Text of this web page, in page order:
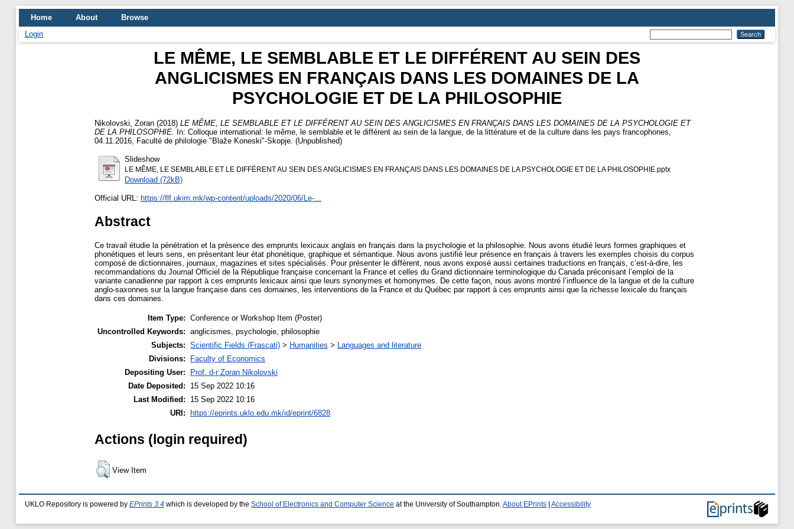
Home About
Browse
Login
LE MÊME, LE SEMBLABLE ET LE DIFFÉRENT AU SEIN DES
ANGLICISMES EN FRANÇAIS DANS LES DOMAINES DE LA
PSYCHOLOGIE ET DE LA PHILOSOPHIE
Nikolovski, Zoran (2018) LE MÊME, LE SEMBLABLE ET LE DIFFÉRENT AU SEIN DES ANGLICISMES EN FRANÇAIS DANS LES DOMAINES DE LA PSYCHOLOGIE ET
DE LA PHILOSOPHIE.
In: Colloque international: le même, le semblable et le différent au sein de la langue, de la littérature et de la culture dans les pays francophones,
04.11.2016, Faculté de philologie "Blaže Koneski"-Skopje. (Unpublished)
Slideshow
LE MÊME, LE SEMBLABLE ET LE DIFFÉRENT AU SEIN DES ANGLICISMES EN FRANÇAIS DANS LES DOMAINES DE LA PSYCHOLOGIE ET DE LA PHILOSOPHIE.pptx
Download (72kB)
Official URL: https://flf.ukim.mk/wp-content/uploads/2020/06/Le-...
Abstract
Ce travail étudie la pénétration et la présence des emprunts lexicaux anglais en français dans la psychologie et la philosophie. Nous avons étudié leurs formes graphiques et
phonétiques et leurs sens, en présentant leur état phonétique, graphique et sémantique. Nous avons justifié leur présence en français à travers les exemples choisis du corpus
composé de dictionnaires, journaux, magazines et sites spécialisés. Pour présenter le diffèrent, nous avons exposé aussi certaines traductions en français, c’est-à-dire, les
recommandations du Journal Officiel de la République française concernant la France et celles du Grand dictionnaire terminologique du Canada préconisant l’emploi de la
variante canadienne par rapport à ces emprunts lexicaux ainsi que leurs synonymes et homonymes. De cette façon, nous avons montré l’influence de la langue et de la culture
anglo-saxonnes sur la langue française dans ces domaines, les interventions de la France et du Québec par rapport à ces emprunts ainsi que la richesse lexicale du français
dans ces domaines.
Item Type: Conference or Workshop Item (Poster)
Uncontrolled Keywords: anglicismes, psychologie, philosophie
Subjects: Scientific Fields (Frascati) > Humanities > Languages and literature
Divisions:
Faculty of Economics
Depositing User:
Prof. d-r Zoran Nikolovski
Date Deposited:
15 Sep 2022 10:16
Last Modified:
15 Sep 2022 10:16
URI: https://eprints.uklo.edu.mk/id/eprint/6828
Actions (login required)
View Item
UKLO Repository is powered by EPrints 3.4 which is developed by the School of Electronics and Computer Science at the University of Southampton. About EPrints Accessibility